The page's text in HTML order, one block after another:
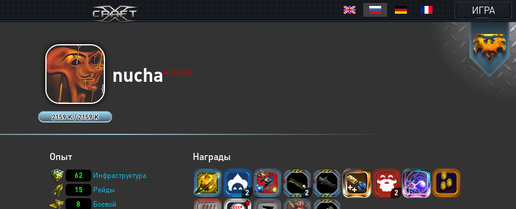
ИГРА
2159 K / 2159 K
nucha HUMANS
Опыт
62
Инфраструктура
15
Рейды
8
Боевой
Награды
2 2 2